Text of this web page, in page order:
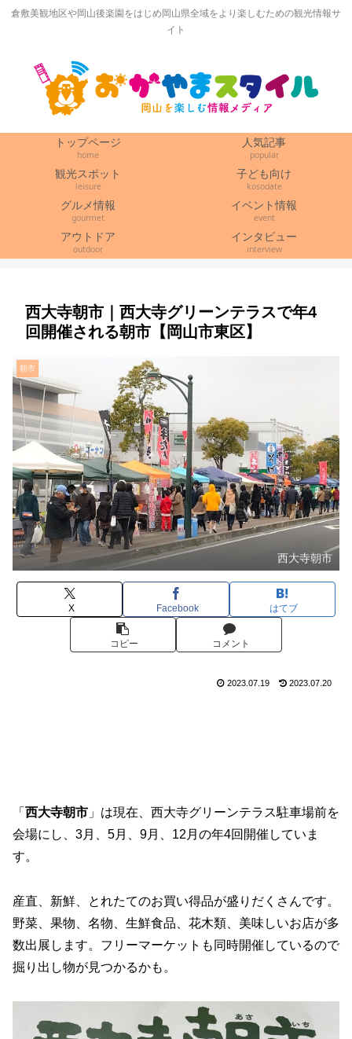
倉敷美観地区や岡山後楽園をはじめ岡山県全域をより楽しむための観光情報サ
イト
トップページ
home
人気記事
popular
観光スポット
leisure
子ども向け
kosodate
グルメ情報
gourmet
イベント情報
event
アウトドア
outdoor
インタビュー
interview
西大寺朝市｜西大寺グリーンテラスで年4
回開催される朝市【岡山市東区】
朝市
西大寺朝市
X Facebook はてブ
コピー コメント
2023.07.19 2023.07.20
「 西大寺朝市 」は現在、西大寺グリーンテラス駐車場前を
会場にし、3月、5月、9月、12月の年4回開催していま
す。
産直、新鮮、とれたてのお買い得品が盛りだくさんです。
野菜、果物、名物、生鮮食品、花木類、美味しいお店が多
数出展します。フリーマーケットも同時開催しているので
掘り出し物が見つかるかも。